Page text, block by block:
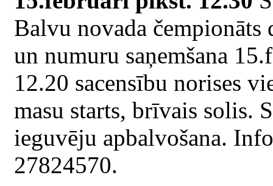
Balvu novada čempionāts
un numuru saņemšana
12.20 sacensību norises
masu starts, brīvais solis.
ieguvēju apbalvošana.
27824570.